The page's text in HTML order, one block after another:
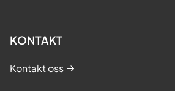
KONTAKT
Kontakt oss